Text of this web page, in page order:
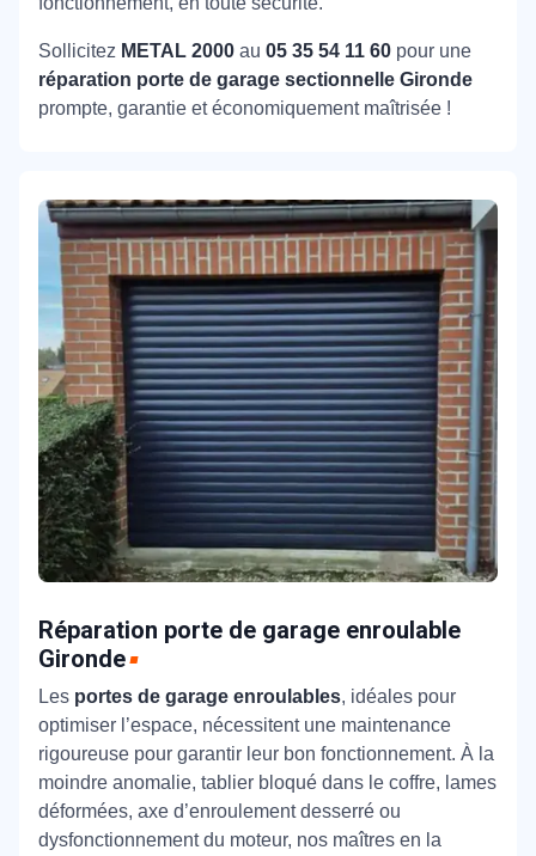
Sollicitez METAL 2000 au 05 35 54 11 60 pour une
réparation porte de garage sectionnelle Gironde
prompte, garantie et économiquement maîtrisée !
Réparation porte de garage enroulable
Gironde
Les portes de garage enroulables, idéales pour
optimiser l’espace, nécessitent une maintenance
rigoureuse pour garantir leur bon fonctionnement. À la
moindre anomalie, tablier bloqué dans le coffre, lames
déformées, axe d’enroulement desserré ou
dysfonctionnement du moteur, nos maîtres en la